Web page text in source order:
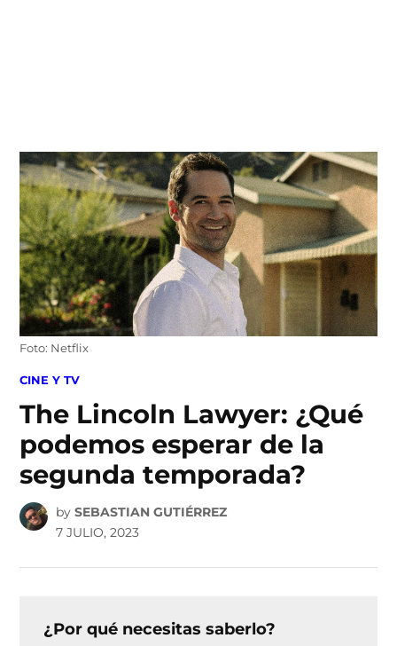
content
Foto: Netflix
POSTED
CINE Y TV
The Lincoln Lawyer: ¿Qué
podemos esperar de la
segunda temporada?
by SEBASTIAN GUTIÉRREZ
7 JULIO, 2023
¿Por qué necesitas saberlo?